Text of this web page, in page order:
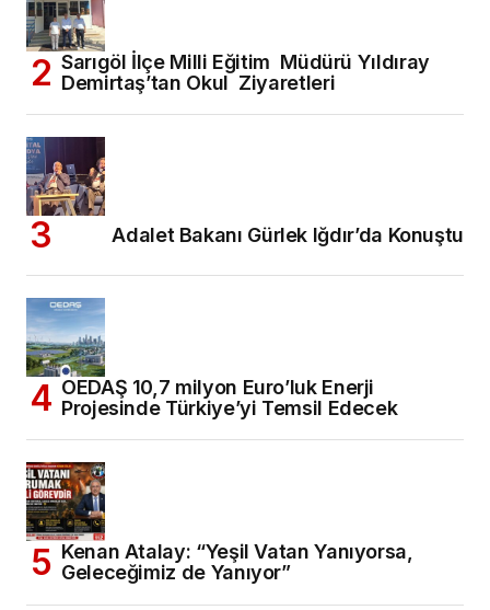
Sarıgöl İlçe Milli Eğitim Müdürü Yıldıray
Demirtaş’tan Okul Ziyaretleri
Adalet Bakanı Gürlek Iğdır’da Konuştu
OEDAŞ 10,7 milyon Euro’luk Enerji
Projesinde Türkiye’yi Temsil Edecek
Kenan Atalay: “Yeşil Vatan Yanıyorsa,
Geleceğimiz de Yanıyor”